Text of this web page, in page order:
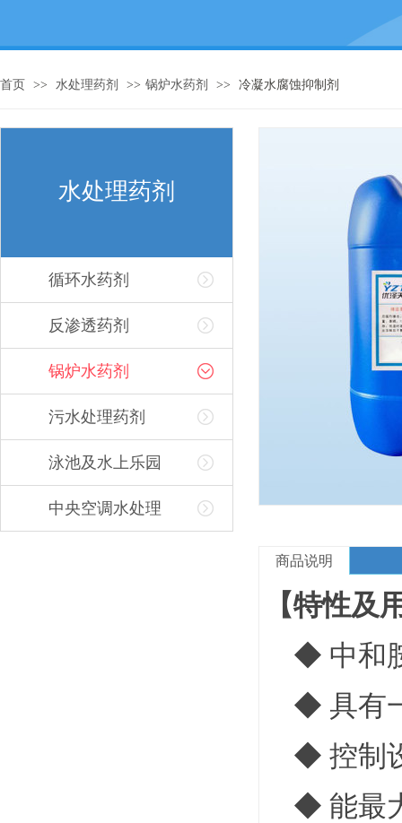
首页 >> 水处理药剂 >> 锅炉水药剂 >> 冷凝水腐蚀抑制剂
水处理药剂
循环水药剂
反渗透药剂
锅炉水药剂
污水处理药剂
泳池及水上乐园
中央空调水处理
商品说明
【特性及
◆ 中和
◆ 具有
◆ 控制
◆ 能最